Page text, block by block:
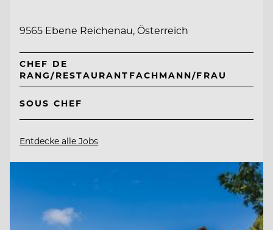
9565 Ebene Reichenau, Österreich
CHEF DE
RANG/RESTAURANTFACHMANN/FRAU
SOUS CHEF
Entdecke alle Jobs